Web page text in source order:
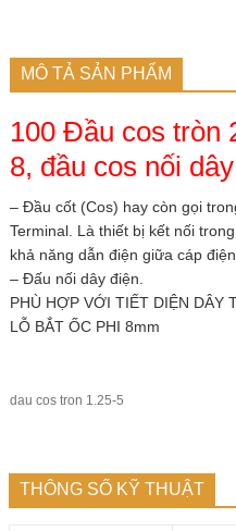
MÔ TẢ SẢN PHẨM
100 Đầu cos tròn
8, đầu cos nối
– Đầu cốt (Cos) hay còn gọi
Terminal. Là thiết bị kết nối
khả năng dẫn điện giữa cáp
– Đấu nối dây điện.
PHÙ HỢP VỚI TIẾT DIỆN DÂY
LỖ BẮT ỐC PHI 8mm
dau cos tron 1.25-5
THÔNG SỐ KỸ THUẬT